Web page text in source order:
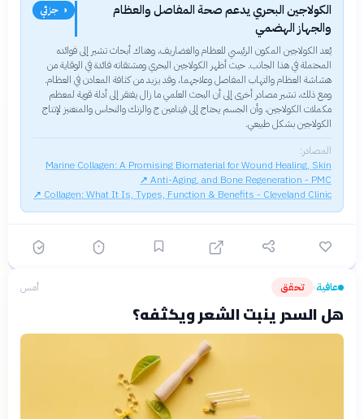
الكولاجين البحري يدعم صحة المفاصل والعظام
والجهاز الهضمي
◑ جزئي
يُعد الكولاجين المكون الرئيسي للعظام والغضاريف، وهناك أبحاث تشير إلى فوائده
المحتملة في هذا الجانب. حيث أظهر الكولاجين البحري ومشتقاته فائدة في الوقاية من
هشاشة العظام والتهاب المفاصل وعلاجهما، وقد يزيد من كثافة المعادن في العظام.
ومع ذلك، تشير مصادر أخرى إلى أن البحث العلمي ما زال يفتقر إلى أدلة قوية لمعظم
مكملات الكولاجين، وأن الجسم يحتاج إلى فيتامين ج والزنك والنحاس والمنغنيز لإنتاج
الكولاجين بشكل طبيعي.
المصادر:
Marine Collagen: A Promising Biomaterial for Wound Healing, Skin
Anti-Aging, and Bone Regeneration - PMC
↗
Collagen: What It Is, Types, Function & Benefits - Cleveland Clinic
↗
عافية› تحقق أمس
هل السدر ينبت الشعر ويكثفه؟